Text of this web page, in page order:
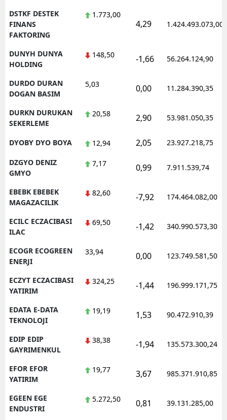
DSTKF DESTEK
FINANS
FAKTORING
1.773,00
4,29 1.424.493.073,00
DUNYH DUNYA
HOLDING
148,50 -1,66 56.264.124,90
DURDO DURAN
DOGAN BASIM
5,03 0,00 11.284.390,35
DURKN DURUKAN
SEKERLEME
20,58 2,90 53.981.050,35
DYOBY DYO BOYA 12,94 2,05 23.927.218,75
DZGYO DENIZ
GMYO
7,17 0,99 7.911.539,74
EBEBK EBEBEK
MAGAZACILIK
82,60 -7,92 174.464.082,00
ECILC ECZACIBASI
ILAC
69,50 -1,42 340.990.573,30
ECOGR ECOGREEN
ENERJI
33,94 0,00 123.749.581,50
ECZYT ECZACIBASI
YATIRIM
324,25 -1,44 196.999.171,75
EDATA E-DATA
TEKNOLOJI
19,19 1,53 90.472.910,39
EDIP EDIP
GAYRIMENKUL
38,38 -1,94 135.573.300,24
EFOR EFOR
YATIRIM
19,77 3,67 985.371.910,85
EGEEN EGE
ENDUSTRI
5.272,50 0,81 39.131.285,00